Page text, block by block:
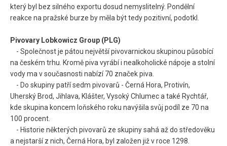
který byl bez silného exportu dosud nemyslitelný. Pondělní
reakce na pražské burze by měla být tedy pozitivní, podotkl.
Pivovary Lobkowicz Group (PLG)
- Společnost je pátou největší pivovarnickou skupinou působící
na českém trhu. Kromě piva vyrábí i nealkoholické nápoje a stolní
vody ma v současnosti nabízí 70 značek piva.
- Do skupiny patří sedm pivovarů - Černá Hora, Protivín,
Uherský Brod, Jihlava, Klášter, Vysoký Chlumec a také Rychtář,
kde skupina koncem loňského roku navýšila svůj podíl ze 70 na
100 procent.
- Historie některých pivovarů ze skupiny sahá až do středověku
a nejstarší z nich, Černá Hora, byl založen již v roce 1298.